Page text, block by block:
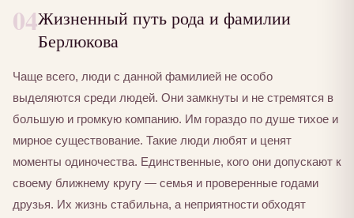
04Жизненный путь рода и фамилии
Берлюкова
Чаще всего, люди с данной фамилией не особо
выделяются среди людей. Они замкнуты и не стремятся в
большую и громкую компанию. Им гораздо по душе тихое и
мирное существование. Такие люди любят и ценят
моменты одиночества. Единственные, кого они допускают к
своему ближнему кругу — семья и проверенные годами
друзья. Их жизнь стабильна, а неприятности обходят